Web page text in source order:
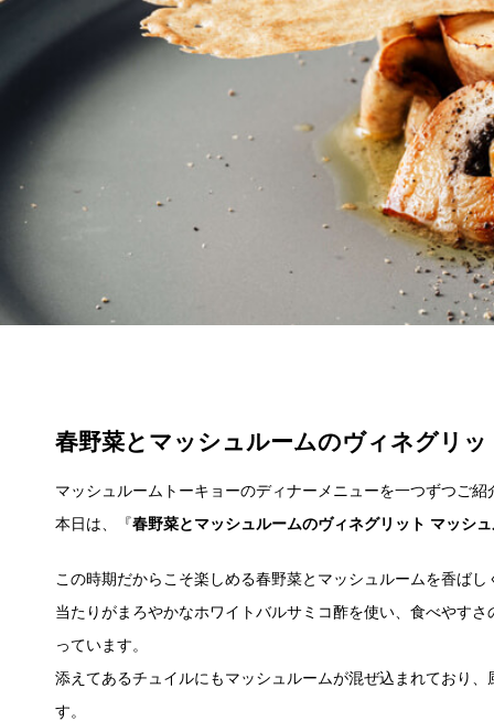
春野菜とマッシュルームのヴィネグリ
マッシュルームトーキョーのディナーメニューを一つずつご
本日は、『春野菜とマッシュルームのヴィネグリット マッシ
この時期だからこそ楽しめる春野菜とマッシュルームを香ば
当たりがまろやかなホワイトバルサミコ酢を使い、食べやす
っています。
添えてあるチュイルにもマッシュルームが混ぜ込まれており
す。